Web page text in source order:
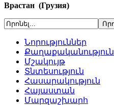
Врастан (Грузия)
Նորություններ
Քաղաքականություն
Մշակույթ
Տնտեսություն
Հասարակություն
Հայաստան
Մարզաշխարհ